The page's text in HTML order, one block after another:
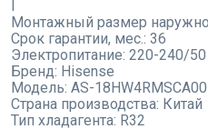
Монтажный размер
Срок гарантии, мес.: 36
Электропитание: 220-240/50
Бренд: Hisense
Модель: AS-18HW4RMSCA00
Страна производства: Китай
Тип хладагента: R32